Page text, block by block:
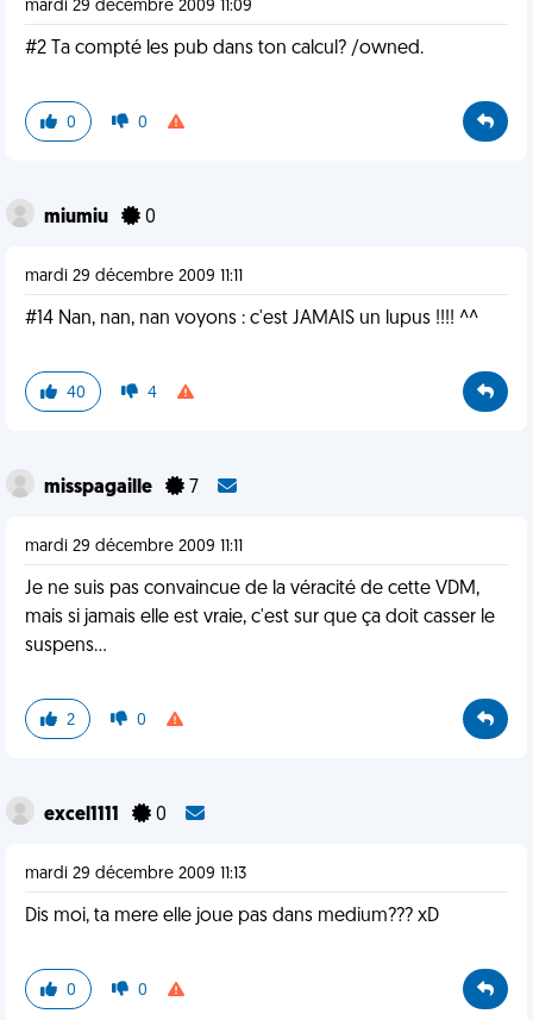
mardi 29 décembre 2009 11:09
#2 Ta compté les pub dans ton calcul? /owned.
0 0
miumiu 0
mardi 29 décembre 2009 11:11
#14 Nan, nan, nan voyons : c'est JAMAIS un lupus !!!! ^^
40 4
misspagaille 7
mardi 29 décembre 2009 11:11
Je ne suis pas convaincue de la véracité de cette VDM,
mais si jamais elle est vraie, c'est sur que ça doit casser le
suspens...
2 0
excel1111 0
mardi 29 décembre 2009 11:13
Dis moi, ta mere elle joue pas dans medium??? xD
0 0